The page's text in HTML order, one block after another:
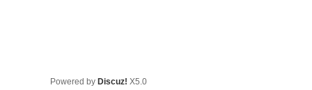
Powered by Discuz! X5.0